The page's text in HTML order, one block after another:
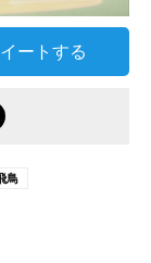
ートする
鳥